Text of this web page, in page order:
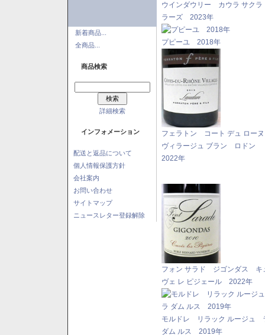
新着商品...
全商品...
商品検索
詳細検索
インフォメーション
配送と返品について
個人情報保護方針
会社案内
お問い合わせ
サイトマップ
ニュースレター登録解除
ウインダウリー カウラ サクラ
ラーズ 2023年
プピーユ 2018年
フェラトン コート デュ ロー
ヴィラージュ ブラン ロドン
2022年
フォン サラド ジゴンダス キ
ヴェ レ ピジェール 2022年
モルドレ リラック ルージュ
ダム ルス 2019年